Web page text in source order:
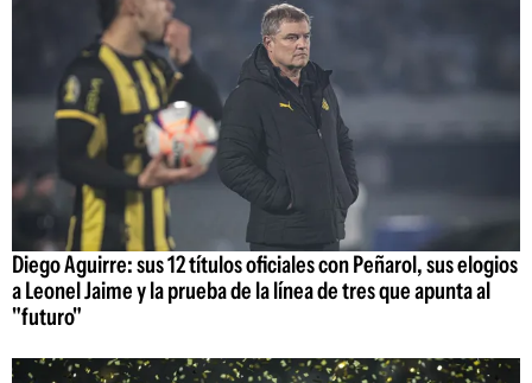
Diego Aguirre: sus 12 títulos oficiales con Peñarol, sus elogios
a Leonel Jaime y la prueba de la línea de tres que apunta al
"futuro"